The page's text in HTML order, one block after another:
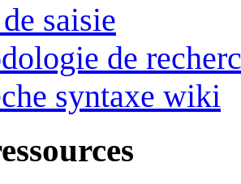
saisie
de
syntaxe wiki